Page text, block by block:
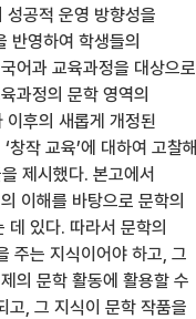
공적 운영 방향성을
반영하여 학생들의
어과 교육과정을 대상으로
과정의 문학 영역의
후의 새롭게 개정된
창작 교육’에 대하여 고찰해
제시했다. 본고에서
이해를 바탕으로 문학의
데 있다. 따라서 문학의
주는 지식이어야 하고, 그
의 문학 활동에 활용할 수
고, 그 지식이 문학 작품을